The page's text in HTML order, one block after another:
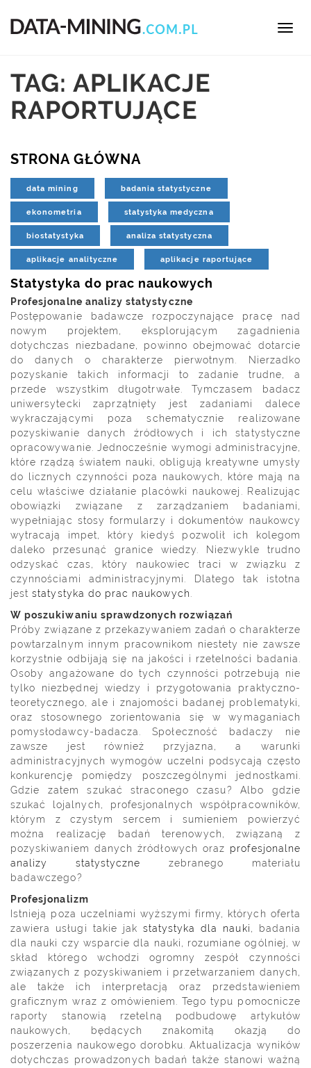
TAG: APLIKACJE
RAPORTUJĄCE
STRONA GŁÓWNA
data mining badania statystyczne
ekonometria statystyka medyczna
biostatystyka analiza statystyczna
aplikacje analityczne aplikacje raportujące
Statystyka do prac naukowych
Profesjonalne analizy statystyczne
Postępowanie badawcze rozpoczynające pracę nad
nowym projektem, eksplorującym zagadnienia
dotychczas niezbadane, powinno obejmować dotarcie
do danych o charakterze pierwotnym. Nierzadko
pozyskanie takich informacji to zadanie trudne, a
przede wszystkim długotrwałe. Tymczasem badacz
uniwersytecki zaprzątnięty jest zadaniami dalece
wykraczającymi poza schematycznie realizowane
pozyskiwanie danych źródłowych i ich statystyczne
opracowywanie. Jednocześnie wymogi administracyjne,
które rządzą światem nauki, obligują kreatywne umysły
do licznych czynności poza naukowych, które mają na
celu właściwe działanie placówki naukowej. Realizując
obowiązki związane z zarządzaniem badaniami,
wypełniając stosy formularzy i dokumentów naukowcy
wytracają impet, który kiedyś pozwolił ich kolegom
daleko przesunąć granice wiedzy. Niezwykle trudno
odzyskać czas, który naukowiec traci w związku z
czynnościami administracyjnymi. Dlatego tak istotna
jeststatystyka do prac naukowych
W poszukiwaniu sprawdzonych rozwiązań
Próby związane z przekazywaniem zadań o charakterze
powtarzalnym innym pracownikom niestety nie zawsze
korzystnie odbijają się na jakości i rzetelności badania.
Osoby angażowane do tych czynności potrzebują nie
tylko niezbędnej wiedzy i przygotowania praktyczno-
teoretycznego, ale i znajomości badanej problematyki,
oraz stosownego zorientowania się w wymaganiach
pomysłodawcy-badacza. Społeczność badaczy nie
zawsze jest również przyjazna, a warunki
administracyjnych wymogów uczelni podsycają często
konkurencję pomiędzy poszczególnymi jednostkami.
Gdzie zatem szukać straconego czasu? Albo gdzie
szukać lojalnych, profesjonalnych współpracowników,
którym z czystym sercem i sumieniem powierzyć
można realizację badań terenowych, związaną z
pozyskiwaniem danych źródłowych oraz profesjonalne
analizy statystyczne zebranego materiału
badawczego?
Profesjonalizm
Istnieją poza uczelniami wyższymi firmy, których oferta
zawiera usługi takie jak statystyka dla nauki
, badania
dla nauki czy wsparcie dla nauki, rozumiane ogólniej, w
skład którego wchodzi ogromny zespół czynności
związanych z pozyskiwaniem i przetwarzaniem danych,
ale także ich interpretacją oraz przedstawieniem
graficznym wraz z omówieniem. Tego typu pomocnicze
raporty stanowią rzetelną podbudowę artykułów
naukowych, będących znakomitą okazją do
poszerzenia naukowego dorobku. Aktualizacja wyników
dotychczas prowadzonych badań także stanowi ważną